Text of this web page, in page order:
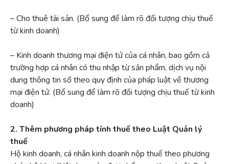
– Cho thuê tài sản. (Bổ sung để làm rõ đối tượng chịu thuế
từ kinh doanh)
– Kinh doanh thương mại điện tử của cá nhân, bao gồm cả
trường hợp cá nhân có thu nhập từ sản phẩm, dịch vụ nội
dung thông tin số theo quy định của pháp luật về thương
mại điện tử. (Bổ sung để làm rõ đối tượng chịu thuế từ kinh
doanh)
2. Thêm phương pháp tính thuế theo Luật Quản lý
thuế
Hộ kinh doanh, cá nhân kinh doanh nộp thuế theo phương